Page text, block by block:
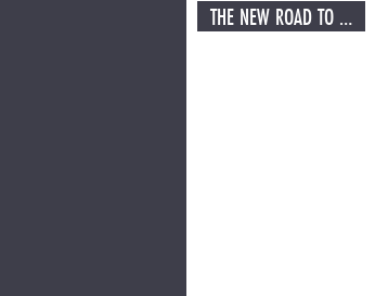
THE NEW ROAD TO ALSTON AND LOTTIE'S